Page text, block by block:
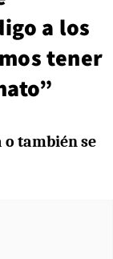
a los
tener
o también se